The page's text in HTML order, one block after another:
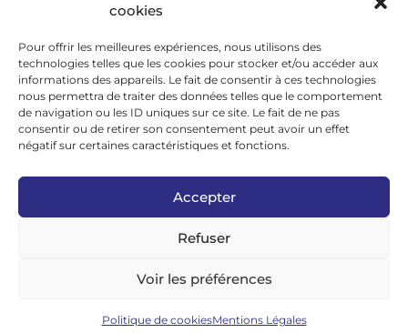
cookies
Pour offrir les meilleures expériences, nous utilisons des
technologies telles que les cookies pour stocker et/ou accéder aux
informations des appareils. Le fait de consentir à ces technologies
nous permettra de traiter des données telles que le comportement
de navigation ou les ID uniques sur ce site. Le fait de ne pas
consentir ou de retirer son consentement peut avoir un effet
négatif sur certaines caractéristiques et fonctions.
Accepter
Refuser
Voir les préférences
Politique de cookiesMentions Légales
Réseaux sociaux
google news
facebook
twitter